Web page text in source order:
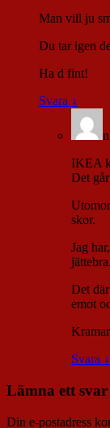
Man vill ju
Du tar igen
Ha d fint!
Svara ↓
IKEA
Det
skor.
Jag
jättebra.
Det
emot
Svara ↓
Lämna ett svar
Din e-postadress